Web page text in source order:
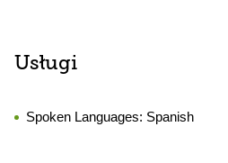
Usługi
Spoken Languages: Spanish